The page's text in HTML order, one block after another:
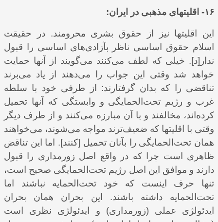
۱۶- اقلیتهای مذهبی در ایران:
این اقلیتها نیز از حقوق بشری محرومند. در حقیقت
اسلام حقوق اساسی ناظر بآزادی‌‌های اساسی را قبول
ندار[د]. خیلی که لطف می‌کنند می‌گویند از آنها حمایت
خواهد شد وقتی این جواب را می‌دهند از یاد می‌‌برند
تناقضی را که بدان گرفتارند: از طرفی خود با سلطه
غرب و رژیم تحت‌الحمایگی و وابستگی که آنها تحمیل
کرده‌اند، مخالفند و با آن مبارزه می‌‌کنند و از طرف دیگر
وقتی با اقلیتها که ضعیف‌ترند مواجه می‌شوند، می‌خواهند
همان تحت‌الحمایگی را بآنان تحمیل [کنند]. اما این تناقض
ظاهری است چرا که در واقع اصل زورمداری را قبول
دارند و موافق این اصل رژیم تحت‌الحمایگی صحیح است،
تنها حرف اینست که خود تحت‌الحمایه نباشند اما
تحت‌الحمایه داشته باشند. این بحران همان بحران
ایدئولژی عملی (زورمداری) و ایدئولژی نظری است